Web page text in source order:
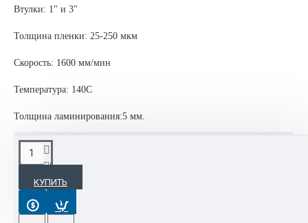
Втулки: 1" и 3"
Толщина пленки: 25-250 мкм
Скорость: 1600 мм/мин
Температура: 140С
Толщина ламинирования:5 мм.
КУПИТЬ
ОПИСАНИЕ
Рулонный ламинатор Vektor BL 650 предназначен для
односторонней и двустронней ламинации. Применяется в